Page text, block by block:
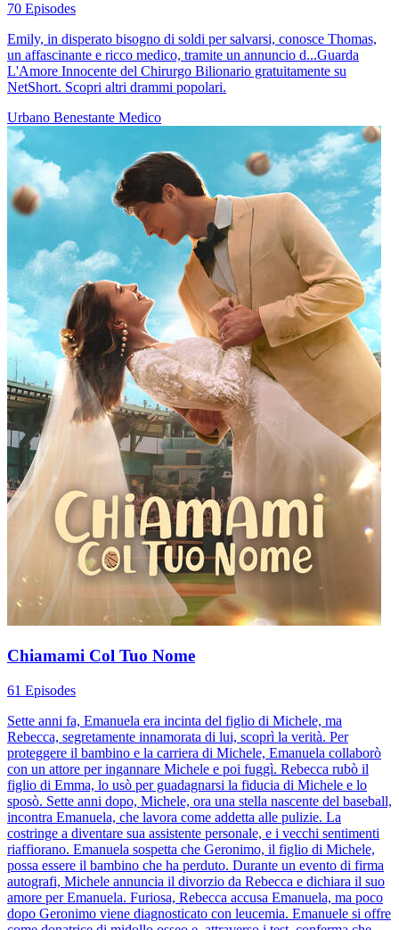
70 Episodes
Emily, in disperato bisogno di soldi per salvarsi, conosce Thomas,
un affascinante e ricco medico, tramite un annuncio d...Guarda
L'Amore Innocente del Chirurgo Bilionario gratuitamente su
NetShort. Scopri altri drammi popolari.
Urbano Benestante Medico
Chiamami Col Tuo Nome
61 Episodes
Sette anni fa, Emanuela era incinta del figlio di Michele, ma
Rebecca, segretamente innamorata di lui, scoprì la verità. Per
proteggere il bambino e la carriera di Michele, Emanuela collaborò
con un attore per ingannare Michele e poi fuggì. Rebecca rubò il
figlio di Emma, lo usò per guadagnarsi la fiducia di Michele e lo
sposò. Sette anni dopo, Michele, ora una stella nascente del baseball,
incontra Emanuela, che lavora come addetta alle pulizie. La
costringe a diventare sua assistente personale, e i vecchi sentimenti
riaffiorano. Emanuela sospetta che Geronimo, il figlio di Michele,
possa essere il bambino che ha perduto. Durante un evento di firma
autografi, Michele annuncia il divorzio da Rebecca e dichiara il suo
amore per Emanuela. Furiosa, Rebecca accusa Emanuela, ma poco
dopo Geronimo viene diagnosticato con leucemia. Emanuele si offre